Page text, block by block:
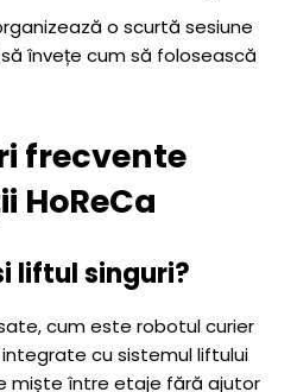
o scurtă sesiune
învețe cum să folosească
frecvente
HoReCa
liftul singuri?
cum este robotul curier
integrate cu sistemul liftului
miște între etaje fără ajutor